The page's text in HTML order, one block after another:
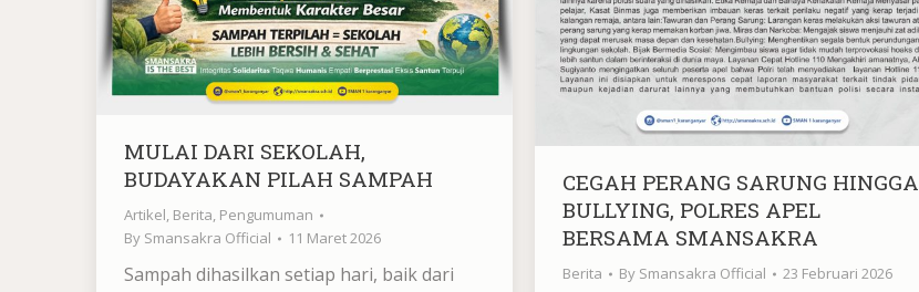
MULAI DARI SEKOLAH,
BUDAYAKAN PILAH SAMPAH
Artikel, Berita, Pengumuman
By Smansakra Official 11 Maret 2026
Sampah dihasilkan setiap hari, baik dari
CEGAH PERANG SARUNG HINGGA
BULLYING, POLRES APEL
BERSAMA SMANSAKRA
Berita By Smansakra Official 23 Februari 2026